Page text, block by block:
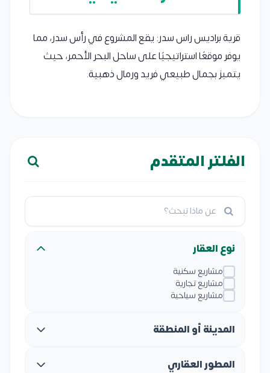
قرية براديس راس سدر: يقع المشروع في رأس سدر، مما
يوفر موقعًا استراتيجيًا على ساحل البحر الأحمر، حيث
يتميز بجمال طبيعي فريد ورمال ذهبية.
الفلتر المتقدم
نوع العقار
مشاريع سكنية
مشاريع تجارية
مشاريع سياحية
المدينة أو المنطقة
المطور العقاري